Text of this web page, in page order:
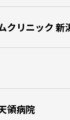
クリニック 新
領病院